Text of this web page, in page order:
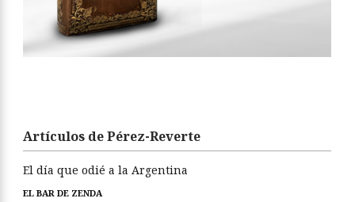
Artículos de Pérez-Reverte
El día que odié a la Argentina
EL BAR DE ZENDA